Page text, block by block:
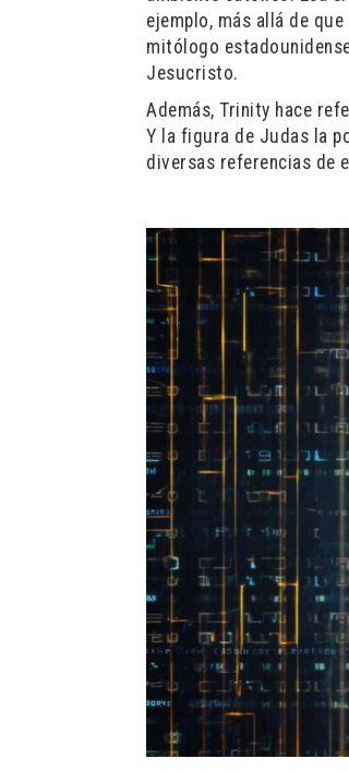
ejemplo, más allá de
mitólogo
Jesucristo.
Además, Trinity hace
Y la figura de Judas la
diversas referencias de